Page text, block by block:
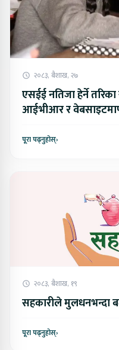
२०८३, बैशाख, २७
एसईई नतिजा हेर्ने
आईभीआर र
पूरा पढ्नुहोस्›
२०८३, बैशाख, १९
सहकारीले मुलधनभन्दा
पूरा पढ्नुहोस्›